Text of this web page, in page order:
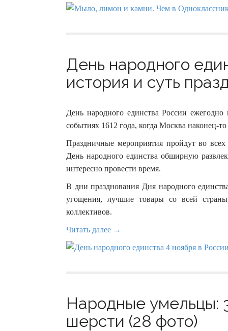
День народного
история и суть
День народного единства России
событиях 1612 года, когда Москва наконец-
Праздничные мероприятия пройдут во
День народного единства обширную
интересно провести время.
В дни празднования Дня народного
угощения, лучшие товары со всей
коллективов.
Читать далее →
Народные умельцы:
шерсти (28 фото)